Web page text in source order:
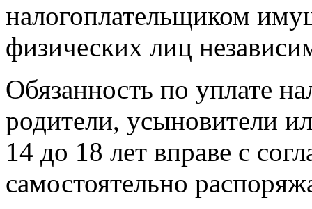
налогоплательщиком
физических лиц
Обязанность по уплате
родители, усыновители
14 до 18 лет вправе с
самостоятельно